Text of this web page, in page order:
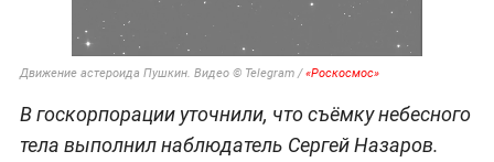
Движение астероида Пушкин. Видео © Telegram /«Роскосмос»
В госкорпорации уточнили, что съёмку небесного
тела выполнил наблюдатель Сергей Назаров.